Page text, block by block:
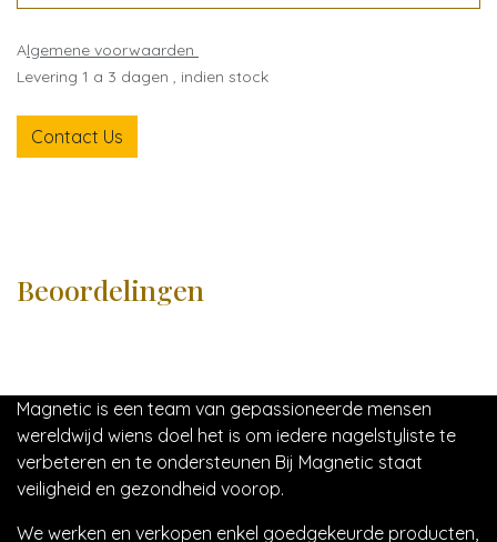
Algemene voorwaarden
Levering 1 a 3 dagen , indien stock
Contact Us
Beoordelingen
Magnetic is een team van gepassioneerde mensen
wereldwijd wiens doel het is om iedere nagelstyliste te
verbeteren en te ondersteunen Bij Magnetic staat
veiligheid en gezondheid voorop.
We werken en verkopen enkel goedgekeurde producten,